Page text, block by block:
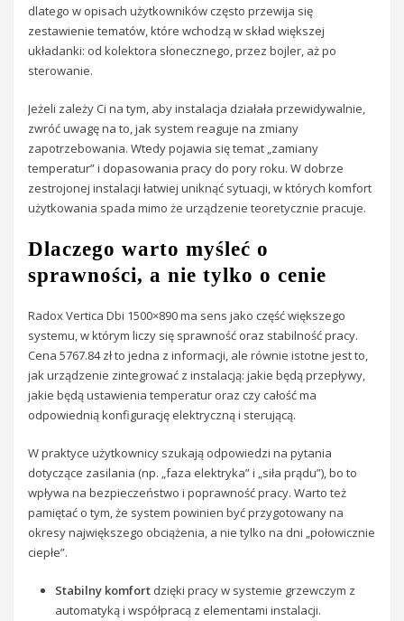
dlatego w opisach użytkowników często przewija się
zestawienie tematów, które wchodzą w skład większej
układanki: od kolektora słonecznego, przez bojler, aż po
sterowanie.
Jeżeli zależy Ci na tym, aby instalacja działała przewidywalnie,
zwróć uwagę na to, jak system reaguje na zmiany
zapotrzebowania. Wtedy pojawia się temat „zamiany
temperatur” i dopasowania pracy do pory roku. W dobrze
zestrojonej instalacji łatwiej uniknąć sytuacji, w których komfort
użytkowania spada mimo że urządzenie teoretycznie pracuje.
Dlaczego warto myśleć o
sprawności, a nie tylko o cenie
Radox Vertica Dbi 1500×890 ma sens jako część większego
systemu, w którym liczy się sprawność oraz stabilność pracy.
Cena 5767.84 zł to jedna z informacji, ale równie istotne jest to,
jak urządzenie zintegrować z instalacją: jakie będą przepływy,
jakie będą ustawienia temperatur oraz czy całość ma
odpowiednią konfigurację elektryczną i sterującą.
W praktyce użytkownicy szukają odpowiedzi na pytania
dotyczące zasilania (np. „faza elektryka” i „siła prądu”), bo to
wpływa na bezpieczeństwo i poprawność pracy. Warto też
pamiętać o tym, że system powinien być przygotowany na
okresy największego obciążenia, a nie tylko na dni „połowicznie
ciepłe”.
Stabilny komfortdzięki pracy w systemie grzewczym z
automatyką i współpracą z elementami instalacji.